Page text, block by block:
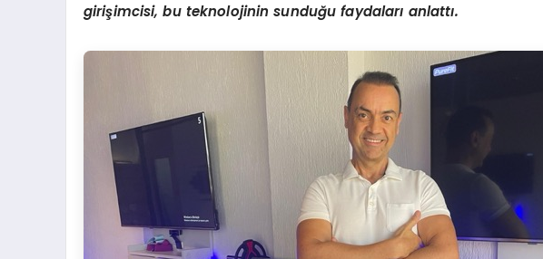
girişimcisi, bu teknolojinin sunduğu faydaları anlattı.